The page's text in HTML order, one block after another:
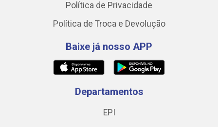
Política de Privacidade
Política de Troca e Devolução
Baixe já nosso APP
Departamentos
EPI